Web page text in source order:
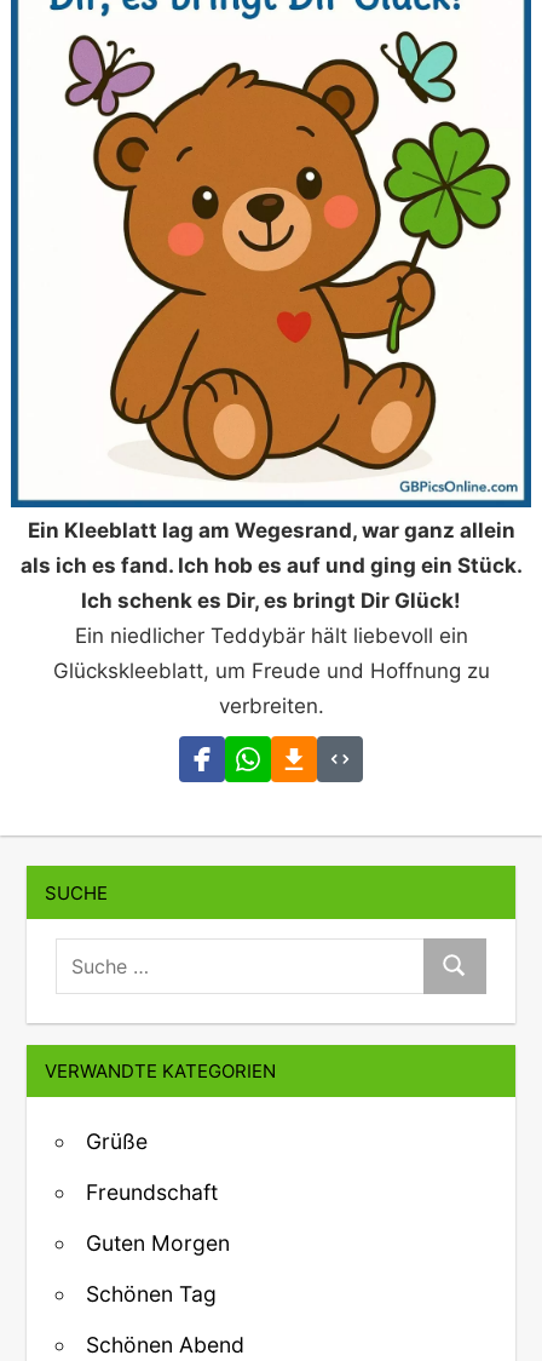
Ein Kleeblatt lag am Wegesrand, war ganz allein
als ich es fand. Ich hob es auf und ging ein Stück.
Ich schenk es Dir, es bringt Dir Glück!
Ein niedlicher Teddybär hält liebevoll ein
Glückskleeblatt, um Freude und Hoffnung zu
verbreiten.
SUCHE
suche:
Suche
VERWANDTE KATEGORIEN
Grüße
Freundschaft
Guten Morgen
Schönen Tag
Schönen Abend